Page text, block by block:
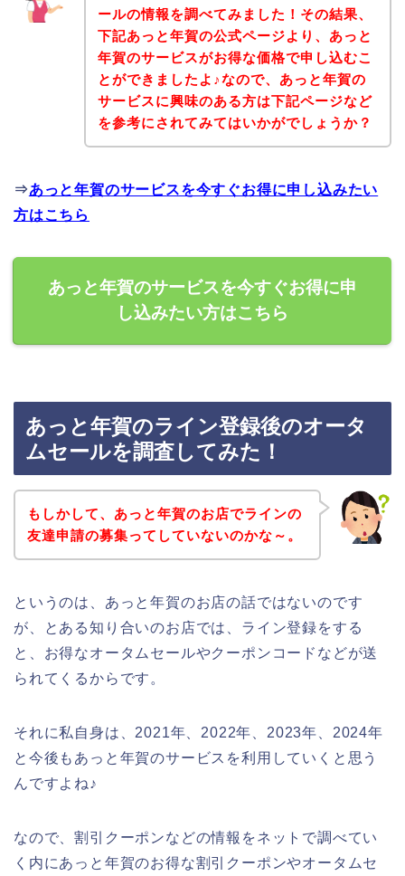
ールの情報を調べてみました！その結果、
下記あっと年賀の公式ページより、あっと
年賀のサービスがお得な価格で申し込むこ
とができましたよ♪なので、あっと年賀の
サービスに興味のある方は下記ページなど
を参考にされてみてはいかがでしょうか？
⇒あっと年賀のサービスを今すぐお得に申し込みたい
方はこちら
あっと年賀のサービスを今すぐお得に申
し込みたい方はこちら
あっと年賀のライン登録後のオータ
ムセールを調査してみた！
もしかして、あっと年賀のお店でラインの
友達申請の募集ってしていないのかな～。
というのは、あっと年賀のお店の話ではないのです
が、とある知り合いのお店では、ライン登録をする
と、お得なオータムセールやクーポンコードなどが送
られてくるからです。
それに私自身は、2021年、2022年、2023年、2024年
と今後もあっと年賀のサービスを利用していくと思う
んですよね♪
なので、割引クーポンなどの情報をネットで調べてい
く内にあっと年賀のお得な割引クーポンやオータムセ